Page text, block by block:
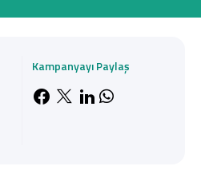
Kampanyayı Paylaş
Facebook'da
X'de paylaş
LinkedIn'de